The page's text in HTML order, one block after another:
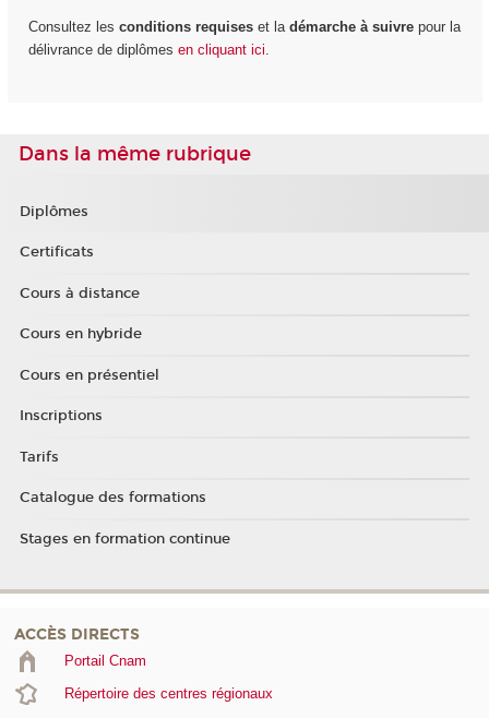
Consultez les conditions requiseset la démarche à suivrepour la
délivrance de diplômes en cliquant ici
Dans la même rubrique
Diplômes
Certificats
Cours à distance
Cours en hybride
Cours en présentiel
Inscriptions
Tarifs
Catalogue des formations
Stages en formation continue
ACCÈS DIRECTS
Portail Cnam
Répertoire des centres régionaux